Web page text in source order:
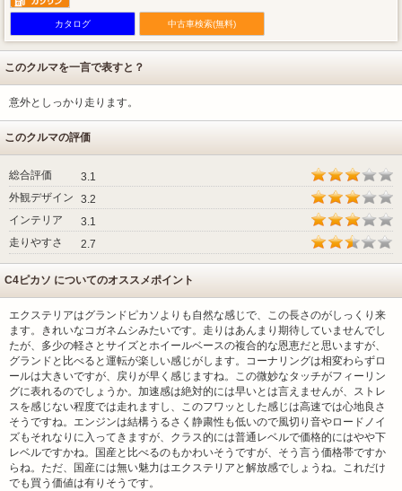
カタログ 中古車検索(無料)
このクルマを一言で表すと？
意外としっかり走ります。
このクルマの評価
総合評価
3.1
外観デザイン
3.2
インテリア
3.1
走りやすさ
2.7
C4ピカソ についてのオススメポイント
エクステリアはグランドピカソよりも自然な感じで、この長さのがしっくり来
ます。きれいなコガネムシみたいです。走りはあんまり期待していませんでし
たが、多少の軽さとサイズとホイールベースの複合的な恩恵だと思いますが、
グランドと比べると運転が楽しい感じがします。コーナリングは相変わらずロ
ールは大きいですが、戻りが早く感じますね。この微妙なタッチがフィーリン
グに表れるのでしょうか。加速感は絶対的には早いとは言えませんが、ストレ
スを感じない程度では走れますし、このフワッとした感じは高速では心地良さ
そうですね。エンジンは結構うるさく静粛性も低いので風切り音やロードノイ
ズもそれなりに入ってきますが、クラス的には普通レベルで価格的にはやや下
レベルですかね。国産と比べるのもかわいそうですが、そう言う価格帯ですか
らね。ただ、国産には無い魅力はエクステリアと解放感でしょうね。これだけ
でも買う価値は有りそうです。